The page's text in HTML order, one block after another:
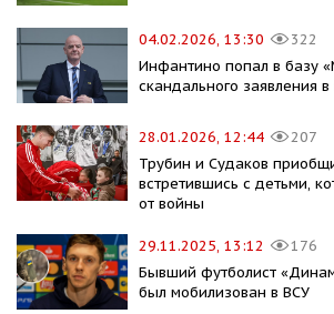
04.02.2026, 13:30
322
Инфантино попал в базу
скандального заявления
28.01.2026, 12:44
207
Трубин и Судаков
встретившись с детьми,
от войны
29.11.2025, 13:12
176
Бывший футболист
был мобилизован в ВСУ